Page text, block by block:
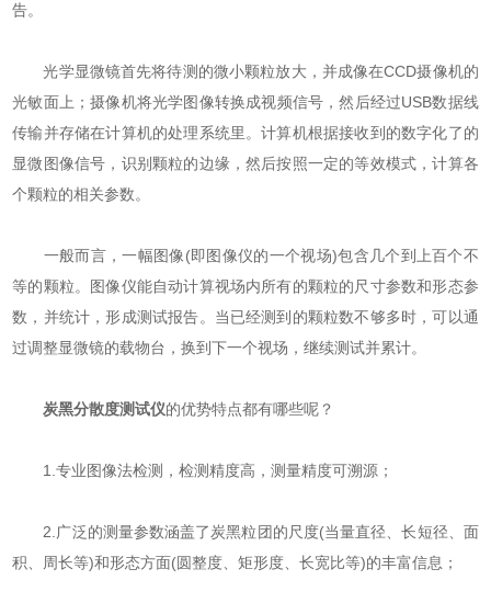
告。
光学显微镜首先将待测的微小颗粒放大，并成像在CCD摄像机的
光敏面上；摄像机将光学图像转换成视频信号，然后经过USB数据线
传输并存储在计算机的处理系统里。计算机根据接收到的数字化了的
显微图像信号，识别颗粒的边缘，然后按照一定的等效模式，计算各
个颗粒的相关参数。
一般而言，一幅图像(即图像仪的一个视场)包含几个到上百个不
等的颗粒。图像仪能自动计算视场内所有的颗粒的尺寸参数和形态参
数，并统计，形成测试报告。当已经测到的颗粒数不够多时，可以通
过调整显微镜的载物台，换到下一个视场，继续测试并累计。
炭黑分散度测试仪的优势特点都有哪些呢？
1.专业图像法检测，检测精度高，测量精度可溯源；
2.广泛的测量参数涵盖了炭黑粒团的尺度(当量直径、长短径、面
积、周长等)和形态方面(圆整度、矩形度、长宽比等)的丰富信息；